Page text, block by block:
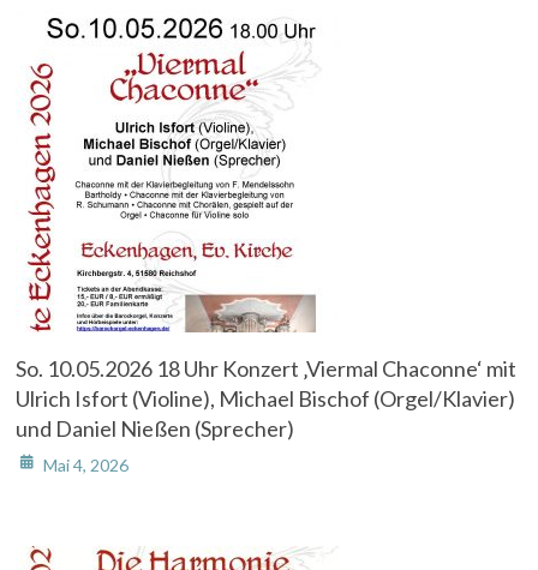
So. 10.05.2026 18 Uhr Konzert ‚Viermal Chaconne‘ mit
Ulrich Isfort (Violine), Michael Bischof (Orgel/Klavier)
und Daniel Nießen (Sprecher)
Mai 4, 2026